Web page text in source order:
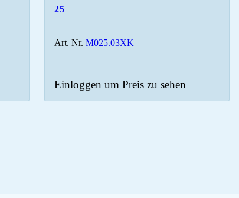
25
Art. Nr. M025.03XK
Einloggen um Preis zu sehen